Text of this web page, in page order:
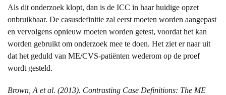
Als dit onderzoek klopt, dan is de ICC in haar huidige opzet
onbruikbaar. De casusdefinitie zal eerst moeten worden aangepast
en vervolgens opnieuw moeten worden getest, voordat het kan
worden gebruikt om onderzoek mee te doen. Het ziet er naar uit
dat het geduld van ME/CVS-patiënten wederom op de proef
wordt gesteld.
Brown, A et al. (2013). Contrasting Case Definitions: The ME